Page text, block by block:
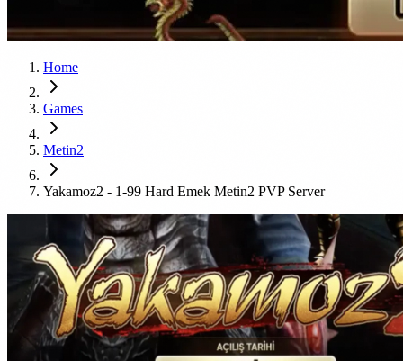
Home
Games
Metin2
Yakamoz2 - 1-99 Hard Emek Metin2 PVP Server